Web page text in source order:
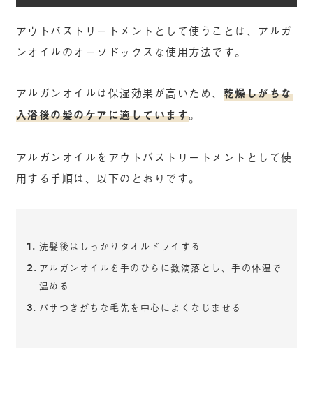
アウトバストリートメントとして使うことは、アルガ
ンオイルのオーソドックスな使用方法です。
アルガンオイルは保湿効果が高いため、 乾燥しがちな
入浴後の髪のケアに適しています。
アルガンオイルをアウトバストリートメントとして使
用する手順は、以下のとおりです。
洗髪後はしっかりタオルドライする
アルガンオイルを手のひらに数滴落とし、手の体温で
温める
パサつきがちな毛先を中心によくなじませる